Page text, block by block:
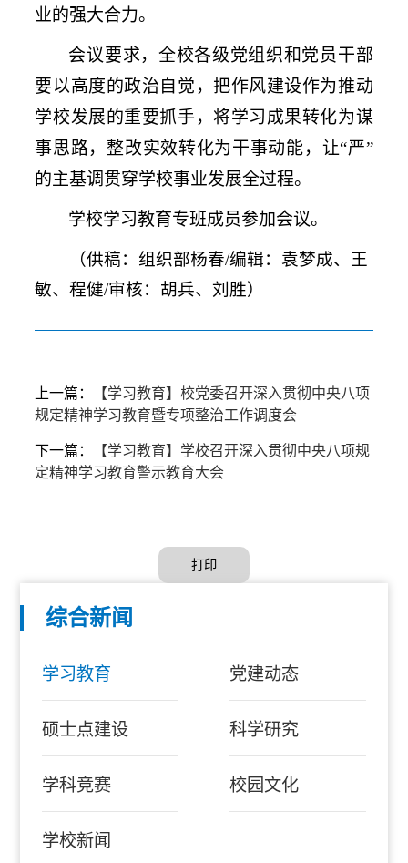
业的强大合力。
会议要求，全校各级党组织和党员干部
要以高度的政治自觉，把作风建设作为推动
学校发展的重要抓手，将学习成果转化为谋
事思路，整改实效转化为干事动能，让“严”
的主基调贯穿学校事业发展全过程。
学校学习教育专班成员参加会议。
（供稿：组织部杨春/编辑：袁梦成、王
敏、程健/审核：胡兵、刘胜）
上一篇：
【学习教育】校党委召开深入贯彻中央八项
规定精神学习教育暨专项整治工作调度会
下一篇：
【学习教育】学校召开深入贯彻中央八项规
定精神学习教育警示教育大会
打印
综合新闻
学习教育 党建动态
硕士点建设 科学研究
学科竞赛 校园文化
学校新闻